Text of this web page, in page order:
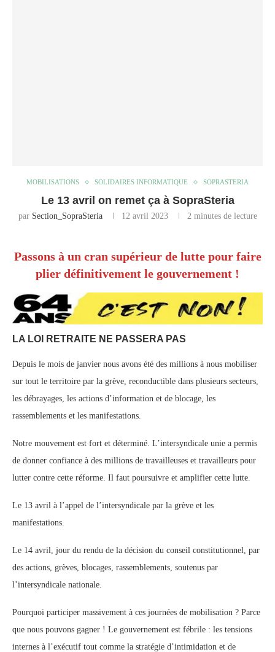
MOBILISATIONS SOLIDAIRES INFORMATIQUE SOPRASTERIA
Le 13 avril on remet ça à SopraSteria
par Section_SopraSteria 12 avril 2023 2 minutes de lecture
Passons à un cran supérieur de lutte pour faire
plier définitivement le gouvernement !
LA LOI RETRAITE NE PASSERA PAS
Depuis le mois de janvier nous avons été des millions à nous mobiliser
sur tout le territoire par la grève, reconductible dans plusieurs secteurs,
les débrayages, les actions d’information et de blocage, les
rassemblements et les manifestations.
Notre mouvement est fort et déterminé. L’intersyndicale unie a permis
de donner confiance à des millions de travailleuses et travailleurs pour
lutter contre cette réforme. Il faut poursuivre et amplifier cette lutte.
Le 13 avril à l’appel de l’intersyndicale par la grève et les
manifestations.
Le 14 avril, jour du rendu de la décision du conseil constitutionnel, par
des actions, grèves, blocages, rassemblements, soutenus par
l’intersyndicale nationale.
Pourquoi participer massivement à ces journées de mobilisation ? Parce
que nous pouvons gagner ! Le gouvernement est fébrile : les tensions
internes à l’exécutif tout comme la stratégie d’intimidation et de